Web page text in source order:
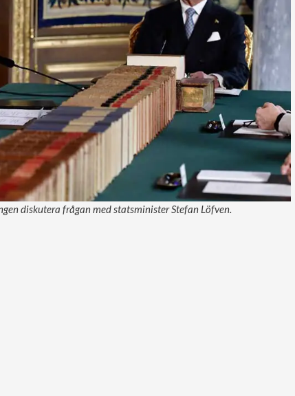
diskutera frågan med statsminister Stefan Löfven.